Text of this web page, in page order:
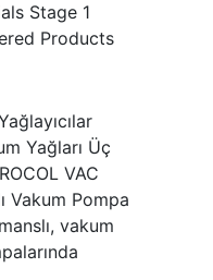
Stage 1
Products
Yağları Üç
VAC
Vakum Pompa
vakum